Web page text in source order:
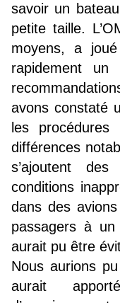
savoir un
petite taille.
moyens, a
rapidement
avons constaté
les
différences
s’ajoutent
conditions
dans des
passagers à
aurait pu être
Nous aurions
aurait